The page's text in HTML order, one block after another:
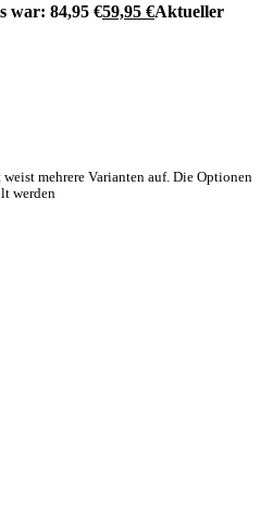
war: 84,95 €59,95 €Aktueller
weist mehrere Varianten auf. Die Optionen
werden